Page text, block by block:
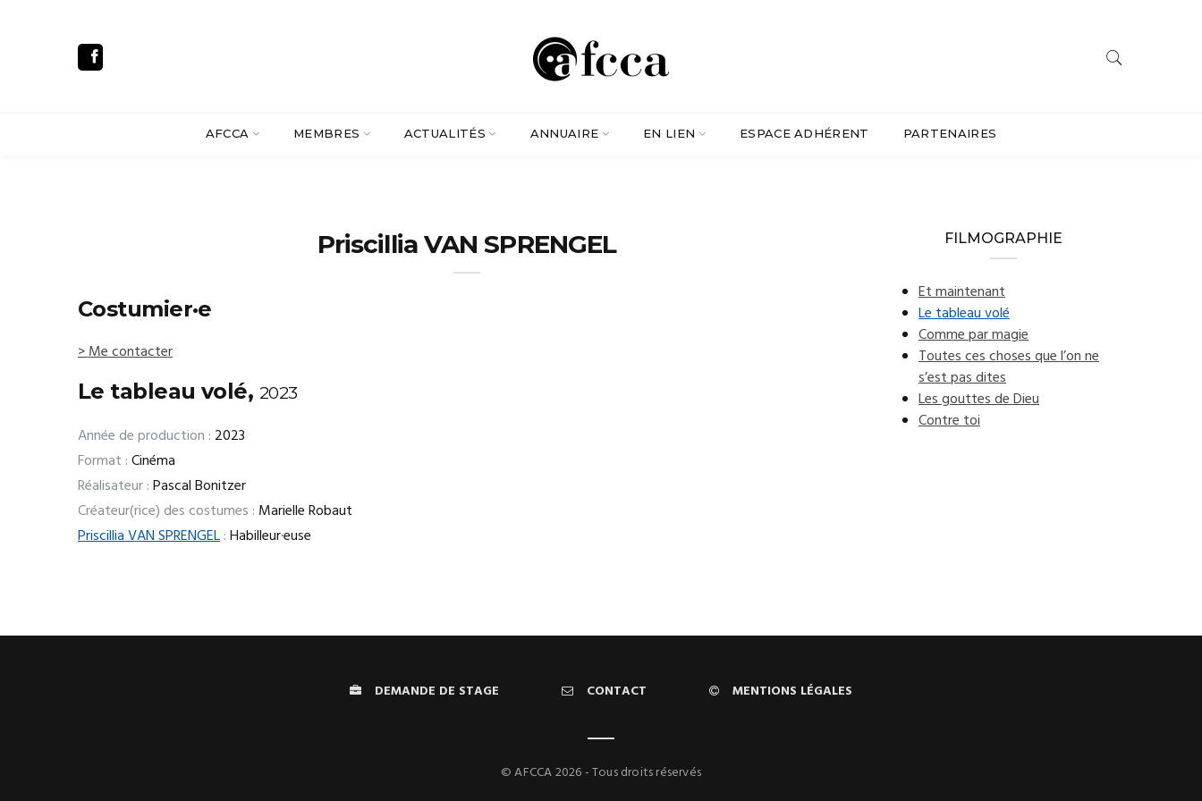
AFCCA MEMBRES ACTUALITÉS ANNUAIRE EN LIEN ESPACE ADHÉRENT PARTENAIRES
Priscillia VAN SPRENGEL
Costumier·e
> Me contacter
Le tableau volé, 2023
Année de production : 2023
Format :Cinéma
Réalisateur :Pascal Bonitzer
Créateur(rice) des costumes : Marielle Robaut
Priscillia VAN SPRENGEL:Habilleur·euse
FILMOGRAPHIE
Et maintenant
Le tableau volé
Comme par magie
Toutes ces choses que l’on ne
s’est pas dites
Les gouttes de Dieu
Contre toi
DEMANDE DE STAGE CONTACT MENTIONS LÉGALES
© AFCCA 2026 - Tous droits réservés